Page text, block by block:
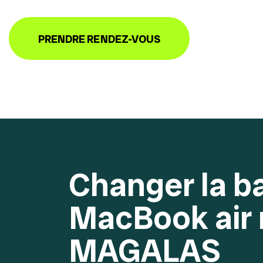
PRENDRE RENDEZ-VOUS
Changer la
MacBook air
MAGALAS